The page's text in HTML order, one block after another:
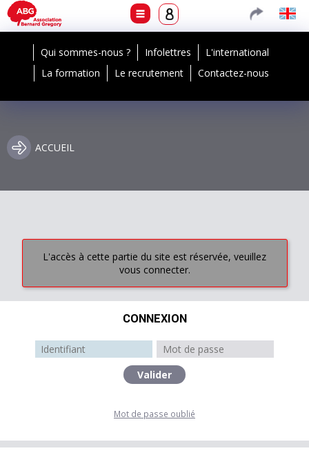
Qui sommes-nous ? Infolettres
L'international
La formation
Le recrutement Contactez-nous
ACCUEIL
L'accès à cette partie du site est réservée, veuillez
vous connecter.
CONNEXION
Mot de passe oublié